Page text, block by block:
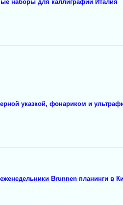
наборы для каллиграфии Италия
указкой, фонариком и
Brunnen планинги в